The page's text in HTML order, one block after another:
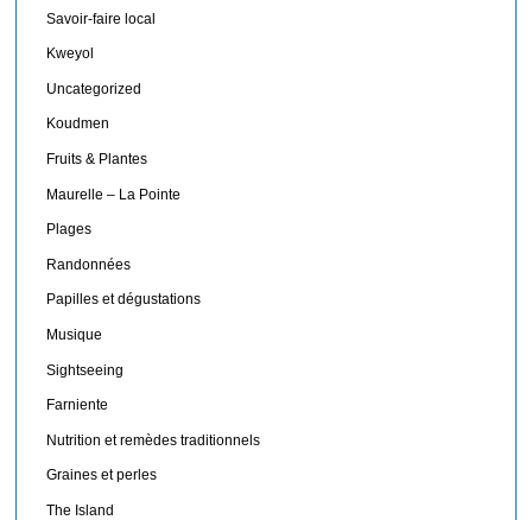
Savoir-faire local
Kweyol
Uncategorized
Koudmen
Fruits & Plantes
Maurelle – La Pointe
Plages
Randonnées
Papilles et dégustations
Musique
Sightseeing
Farniente
Nutrition et remèdes traditionnels
Graines et perles
The Island